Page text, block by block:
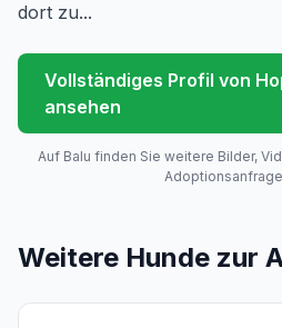
dort zu...
Vollständiges Profil von
ansehen
Auf Balu finden Sie weitere Bilder,
Weitere Hunde zur